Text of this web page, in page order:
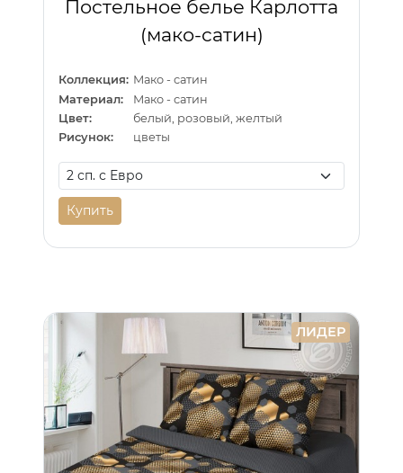
Постельное белье Карлотта
(мако-сатин)
Коллекция: Мако - сатин
Материал:
Мако - сатин
Цвет:
белый, розовый, желтый
Рисунок:
цветы
Купить
ЛИДЕР